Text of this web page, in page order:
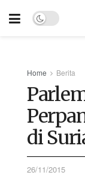
Home Berita
di
26/11/2015